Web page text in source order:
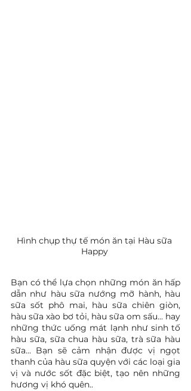
Hình chụp thự tế món ăn tại Hàu sữa
Happy
Bạn có thể lựa chọn những món ăn hấp
dẫn như hàu sữa nướng mỡ hành, hàu
sữa sốt phô mai, hàu sữa chiên giòn,
hàu sữa xào bơ tỏi, hàu sữa om sấu... hay
những thức uống mát lạnh như sinh tố
hàu sữa, sữa chua hàu sữa, trà sữa hàu
sữa... Bạn sẽ cảm nhận được vị ngọt
thanh của hàu sữa quyện với các loại gia
vị và nước sốt đặc biệt, tạo nên những
hương vị khó quên..